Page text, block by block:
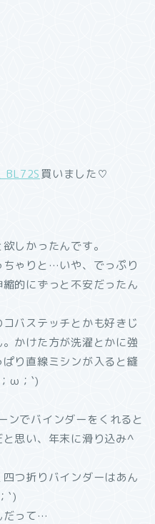
BL72S 買いました♡
しかったんです。
ゃりと…いや、でっぷり
的にずっと不安だったん
バステッチとかも好きじ
かけた方が洗濯とかに強
り直線ミシンが入ると縫
ω；`)
でバインダーをくれると
思い、年末に滑り込み^
つ折りバインダーはあん
`)
だって…